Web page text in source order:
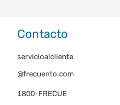
Contacto
1800-FRECUE
servicioalcliente
@frecuento.com